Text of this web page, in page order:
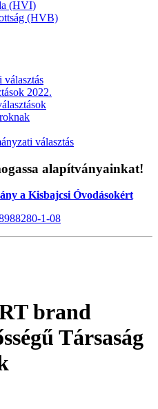
(HVI)
(HVB)
választás
2022.
választás
alapítványainkat!
a Kisbajcsi Óvodásokért
1-08
brand
Társaság